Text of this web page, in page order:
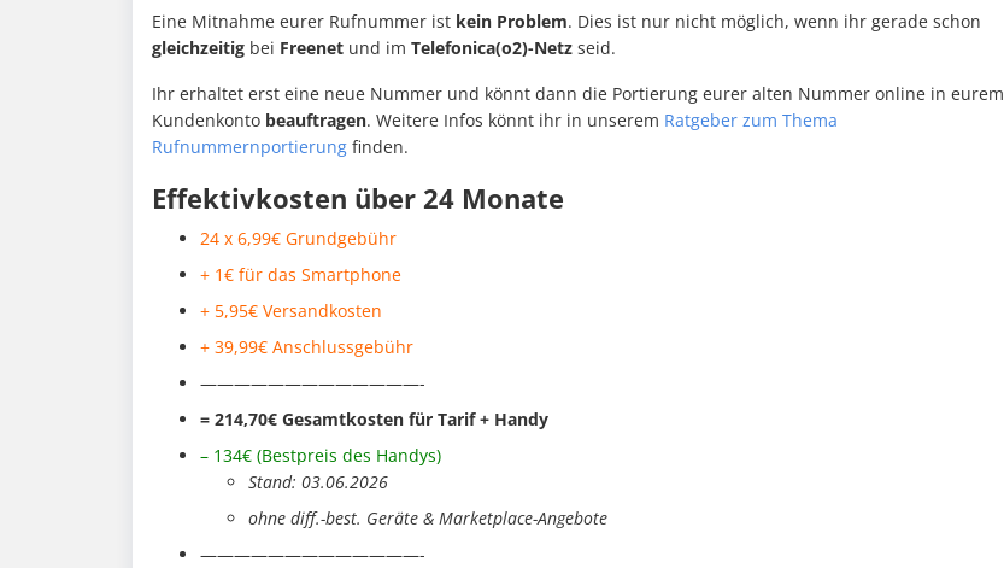
Eine Mitnahme eurer Rufnummer ist kein Problem. Dies ist nur nicht möglich, wenn ihr gerade schon
gleichzeitig bei Freenet und im Telefonica(o2)-Netz seid.
Ihr erhaltet erst eine neue Nummer und könnt dann die Portierung eurer alten Nummer online in eurem
Kundenkonto beauftragen. Weitere Infos könnt ihr in unserem Ratgeber zum Thema
Rufnummernportierung finden.
Effektivkosten über 24 Monate
24 x 6,99€ Grundgebühr
+ 1€ für das Smartphone
+ 5,95€ Versandkosten
+ 39,99€ Anschlussgebühr
—————————————-
= 214,70€ Gesamtkosten für Tarif + Handy
– 134€ (Bestpreis des Handys)
Stand: 03.06.2026
ohne diff.-best. Geräte & Marketplace-Angebote
—————————————-